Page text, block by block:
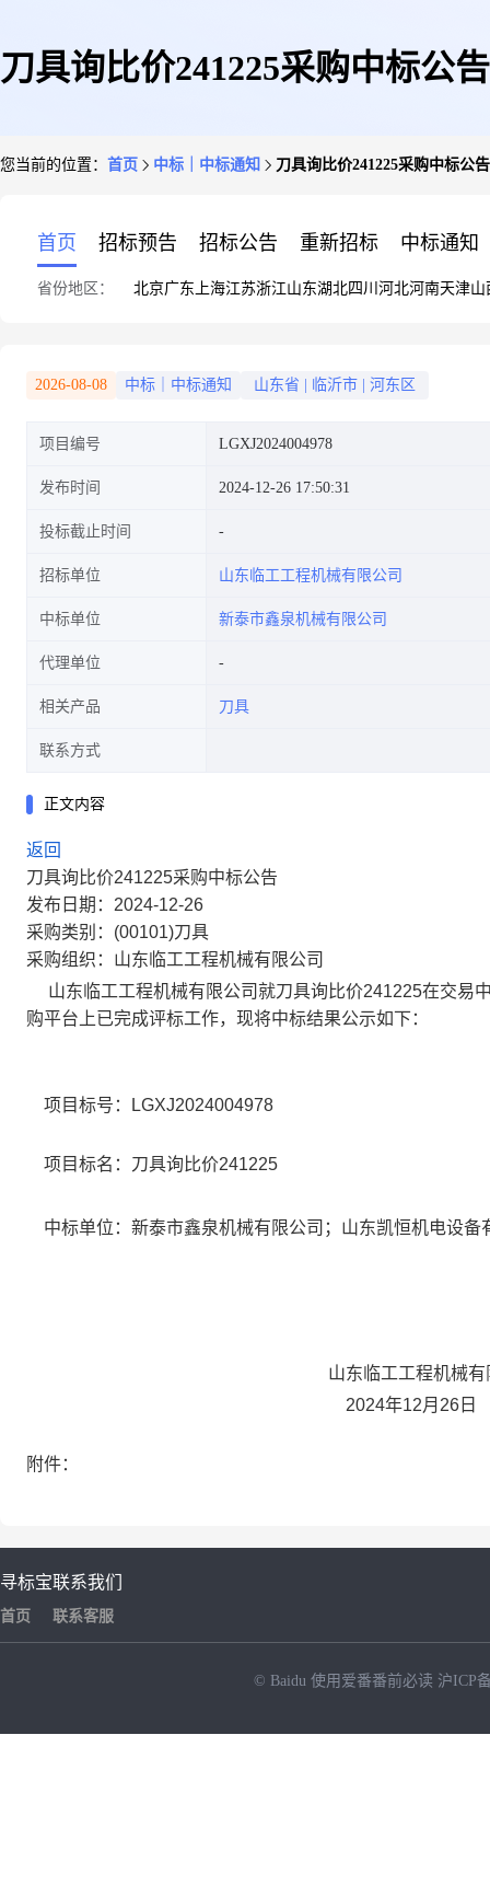
刀具询比价241225采购中标公告
您当前的位置： 首页 中标｜中标通知 刀具询比价241225采购中标公告
首页 招标预告 招标公告 重新招标 中标通知
省份地区： 北京广东 上海江苏浙江山东湖北四川 河北河南天津山
2026-08-08 中标｜中标通知 山东省 临沂市 河东区
项目编号 LGXJ2024004978
发布时间 2024-12-26 17:50:31
投标截止时间
招标单位 山东临工工程机械有限公司
中标单位 新泰市鑫泉机械有限公司
代理单位
相关产品 刀具
联系方式
正文内容
返回
刀具询比价241225采购中标公告
发布日期：2024-12-26
采购类别：(00101)刀具
采购组织：山东临工工程机械有限公司
山东临工工程机械有限公司就刀具询比价241225在交易
购平台上已完成评标工作，现将中标结果公示如下：
项目标号：LGXJ2024004978
项目标名：刀具询比价241225
中标单位：新泰市鑫泉机械有限公司；山东凯恒机电设备
山东临工工程机械有限
2024年12月26日
附件：
寻标宝
首页
联系我们
联系客服
© Baidu 使用爱番番前必读 沪ICP